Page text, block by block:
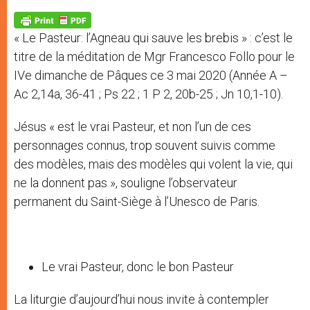
p
p
g
e
r
o
k
« Le Pasteur: l’Agneau qui sauve les brebis » : c’est le
titre de la méditation de Mgr Francesco Follo pour le
IVe dimanche de Pâques ce 3 mai 2020 (Année A –
Ac 2,14a, 36-41 ; Ps 22 ; 1 P 2, 20b-25 ; Jn 10,1-10).
Jésus « est le vrai Pasteur, et non l’un de ces
personnages connus, trop souvent suivis comme
des modèles, mais des modèles qui volent la vie, qui
ne la donnent pas », souligne l’observateur
permanent du Saint-Siège à l’Unesco de Paris.
Le vrai Pasteur, donc le bon Pasteur
La liturgie d’aujourd’hui nous invite à contempler